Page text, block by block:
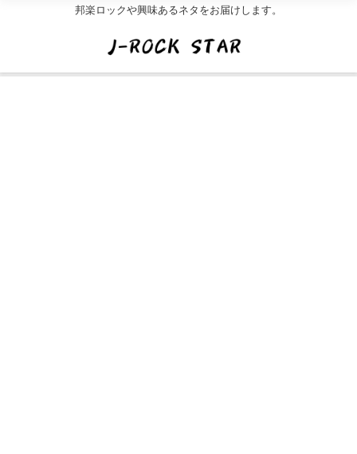
邦楽ロックや興味あるネタをお届けします。